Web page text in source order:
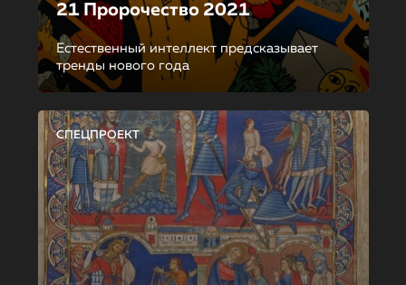
21 Пророчество 2021
Естественный интеллект предсказывает
тренды нового года
СПЕЦПРОЕКТ